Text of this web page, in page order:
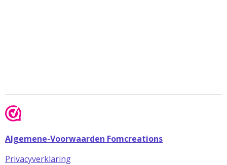
Algemene-Voorwaarden Fomcreations
Privacyverklaring